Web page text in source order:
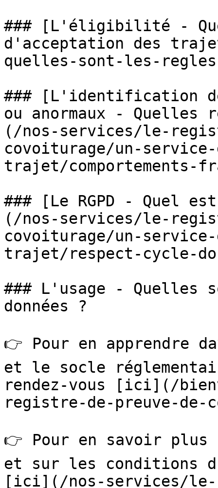
### [L'éligibilité -
d'acceptation des
quelles-sont-les-
### [L'identification de
ou anormaux - Quelles
(/nos-services/le-
covoiturage/un-
trajet/comportements-
### [Le RGPD - Quel
(/nos-services/le-
covoiturage/un-
trajet/respect-cycle-
### L'usage - Quelles
données ?
👉 Pour en apprendre
et le socle
rendez-vous [ici](/
registre-de-preuve-de-
👉 Pour en savoir plus
et sur les conditions
[ici](/nos-services/le-